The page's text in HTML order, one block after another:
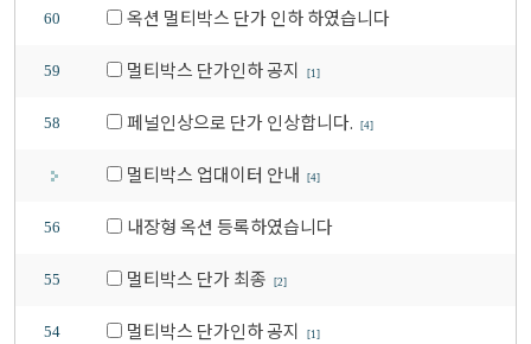
60 옥션 멀티박스 단가 인하 하였습니다
59 멀티박스 단가인하 공지 [1]
58 페널인상으로 단가 인상합니다. [4]
멀티박스 업대이터 안내 [4]
56 내장형 옥션 등록하였습니다
55 멀티박스 단가 최종 [2]
54 멀티박스 단가인하 공지 [1]